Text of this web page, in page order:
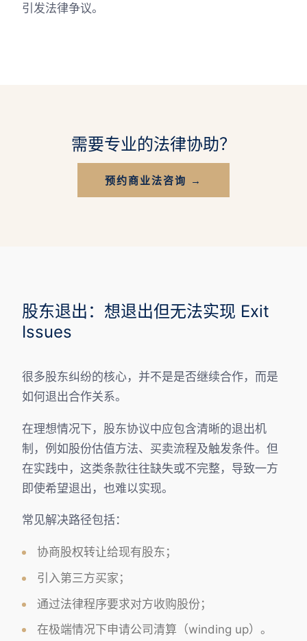
引发法律争议。
需要专业的法律协助？
预约商业法咨询 →
股东退出：想退出但无法实现 Exit
Issues
很多股东纠纷的核心，并不是是否继续合作，而是
如何退出合作关系。
在理想情况下，股东协议中应包含清晰的退出机
制，例如股份估值方法、买卖流程及触发条件。但
在实践中，这类条款往往缺失或不完整，导致一方
即使希望退出，也难以实现。
常见解决路径包括：
协商股权转让给现有股东；
引入第三方买家；
通过法律程序要求对方收购股份；
在极端情况下申请公司清算（winding up）。